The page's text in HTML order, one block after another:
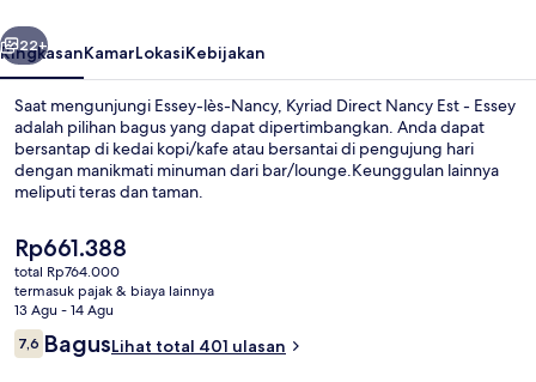
Essey
Berikutnya
22+
RingkasanKamarLokasiKebijakan
Saat mengunjungi Essey-lès-Nancy, Kyriad Direct Nancy Est - Essey
adalah pilihan bagus yang dapat dipertimbangkan. Anda dapat
bersantap di kedai kopi/kafe atau bersantai di pengujung hari
dengan manikmati minuman dari bar/lounge.Keunggulan lainnya
meliputi teras dan taman.
Harga
saat
ini
Rp661.388
Rp661.388
total Rp764.000
termasuk pajak & biaya lainnya
13 Agu - 14 Agu
Ulasan
7,67,6 dari 10
BagusLihat total 401 ulasan